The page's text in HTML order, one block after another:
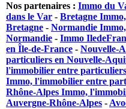
Nos partenaires : Immo du
dans le Var - Bretagne
Bretagne - Normandie
Normandie - Immo
en Île-de-France - Nouvelle-
particuliers en Nouvelle-
l'immobilier entre
Immo, l'immobilier entre
Rhône-Alpes Immo,
Auvergne-Rhône-Alpes -